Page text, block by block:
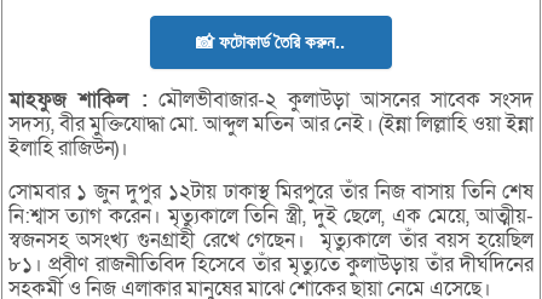
📸 ফটোকার্ড তৈরি করুন..
মাহফুজশাকিল : মৌলভীবাজার-২ কুলাউড়া আসনের সাবেক সংসদ
সদস্য, বীর মুক্তিযোদ্ধা মো. আব্দুল মতিন আর নেই। (ইন্না লিল্লাহি ওয়া ইন্না
ইলাহি রাজিউন)।
সোমবার ১ জুন দুপুর ১২টায় ঢাকাস্থ মিরপুরে তাঁর নিজ বাসায় তিনি শেষ
নি:শ্বাস ত্যাগ করেন। মৃত্যুকালে তিনি স্ত্রী, দুই ছেলে, এক মেয়ে, আত্মীয়-
স্বজনসহ অসংখ্য গুনগ্রাহী রেখে গেছেন। মৃত্যুকালে তাঁর বয়স হয়েছিল
৮১। প্রবীণ রাজনীতিবিদ হিসেবে তাঁর মৃত্যুতে কুলাউড়ায় তাঁর দীর্ঘদিনের
সহকর্মী ও নিজ এলাকার মানুষের মাঝে শোকের ছায়া নেমে এসেছে।